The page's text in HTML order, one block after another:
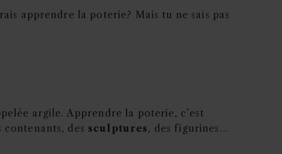
apprendre la poterie? Mais tu ne sais pas
argile. Apprendre la poterie, c’est
des sculptures, des figurines…